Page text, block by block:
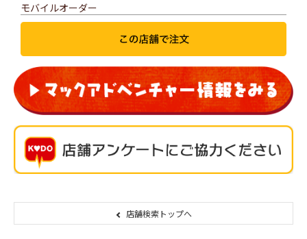
モバイルオーダー
店舗検索トップへ